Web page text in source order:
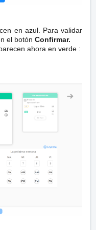
en azul. Para validar
el botón Confirmar.
ahora en verde :